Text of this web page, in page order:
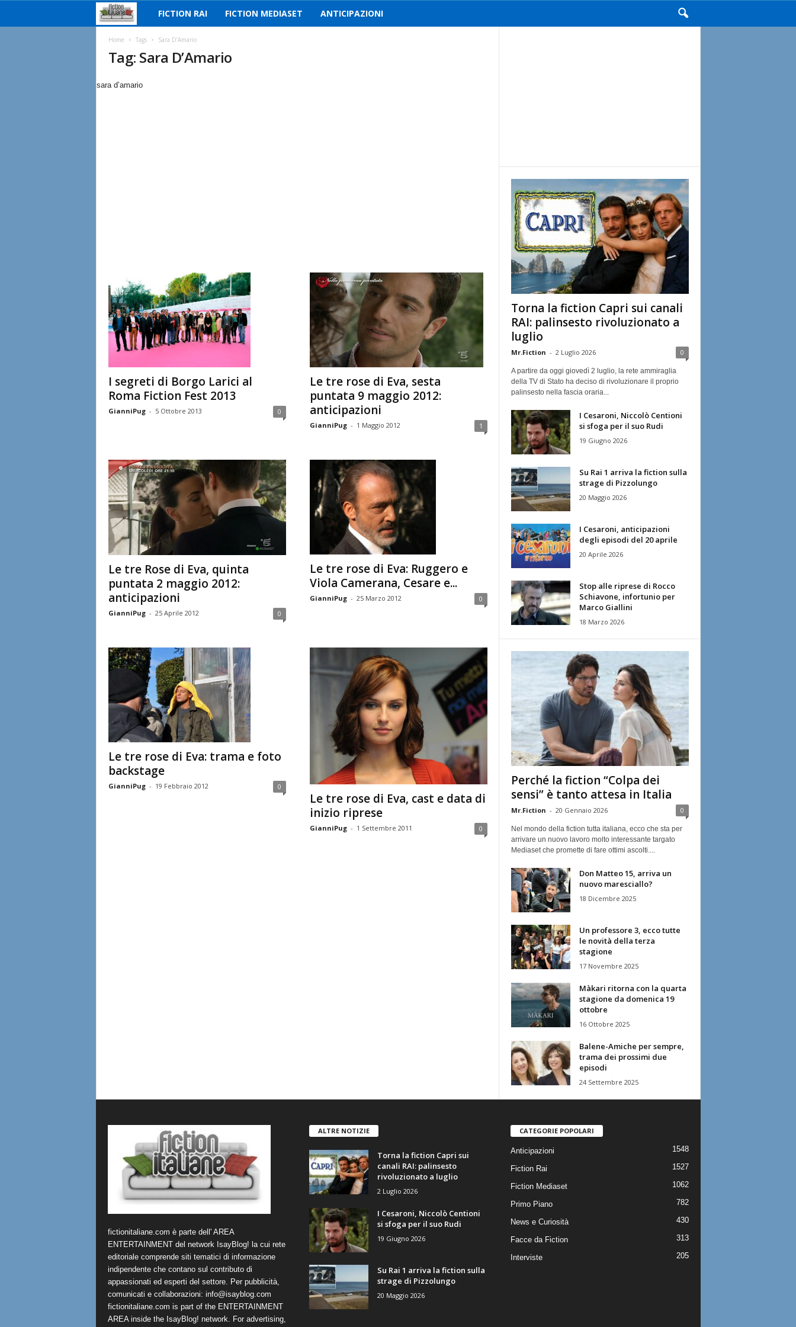
c
i
a
n
e
FICTION RAI FICTION MEDIASET ANTICIPAZIONI
Home Tags Sara D’Amario
Tag: Sara D’Amario
sara d’amario
I segreti di Borgo Larici al
Roma Fiction Fest 2013
GianniPug - 5 Ottobre 2013 0
Le tre rose di Eva, sesta
puntata 9 maggio 2012:
anticipazioni
GianniPug - 1 Maggio 2012 1
Le tre Rose di Eva, quinta
puntata 2 maggio 2012:
anticipazioni
GianniPug - 25 Aprile 2012 0
Le tre rose di Eva: Ruggero e
Viola Camerana, Cesare e...
GianniPug - 25 Marzo 2012 0
Le tre rose di Eva: trama e foto
backstage
GianniPug - 19 Febbraio 2012 0
Le tre rose di Eva, cast e data di
inizio riprese
GianniPug - 1 Settembre 2011 0
Torna la fiction Capri sui canali
RAI: palinsesto rivoluzionato a
luglio
Mr.Fiction - 2 Luglio 2026 0
A partire da oggi giovedì 2 luglio, la rete ammiraglia
della TV di Stato ha deciso di rivoluzionare il proprio
palinsesto nella fascia oraria...
I Cesaroni, Niccolò Centioni
si sfoga per il suo Rudi
19 Giugno 2026
Su Rai 1 arriva la fiction sulla
strage di Pizzolungo
20 Maggio 2026
I Cesaroni, anticipazioni
degli episodi del 20 aprile
20 Aprile 2026
Stop alle riprese di Rocco
Schiavone, infortunio per
Marco Giallini
18 Marzo 2026
Perché la fiction “Colpa dei
sensi” è tanto attesa in Italia
Mr.Fiction - 20 Gennaio 2026 0
Nel mondo della fiction tutta italiana, ecco che sta per
arrivare un nuovo lavoro molto interessante targato
Mediaset che promette di fare ottimi ascolti....
Don Matteo 15, arriva un
nuovo maresciallo?
18 Dicembre 2025
Un professore 3, ecco tutte
le novità della terza
stagione
17 Novembre 2025
Màkari ritorna con la quarta
stagione da domenica 19
ottobre
16 Ottobre 2025
Balene-Amiche per sempre,
trama dei prossimi due
episodi
24 Settembre 2025
fictionitaliane.com è parte dell' AREA
ENTERTAINMENT del network IsayBlog! la cui rete
editoriale comprende siti tematici di informazione
indipendente che contano sul contributo di
appassionati ed esperti del settore. Per pubblicità,
comunicati e collaborazioni: info@isayblog.com
fictionitaliane.com is part of the ENTERTAINMENT
AREA inside the IsayBlog! network. For advertising,
ALTRE NOTIZIE
Torna la fiction Capri sui
canali RAI: palinsesto
rivoluzionato a luglio
2 Luglio 2026
I Cesaroni, Niccolò Centioni
si sfoga per il suo Rudi
19 Giugno 2026
Su Rai 1 arriva la fiction sulla
strage di Pizzolungo
20 Maggio 2026
CATEGORIE POPOLARI
Anticipazioni 1548
Fiction Rai 1527
Fiction Mediaset 1062
Primo Piano 782
News e Curiosità 430
Facce da Fiction 313
Interviste 205